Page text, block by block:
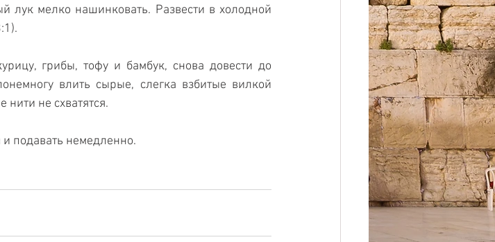
мелко нашинковать. Развести в холодной
грибы, тофу и бамбук, снова довести до
влить сырые, слегка взбитые вилкой
не схватятся.
и подавать немедленно.